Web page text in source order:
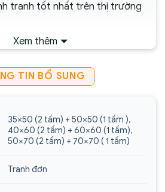
tranh tốt nhất trên thị trường
sản phẩm :
Xây Dựng và Thương Mại
60 Trần Đăng Ninh, Quang
Nội
Xem thêm
TIN BỔ SUNG
35×50 (2 tấm) + 50×50 (1 tấm ),
40×60 (2 tấm) + 60×60 (1 tấm),
50×70 (2 tấm) + 70×70 ( 1 tấm)
Tranh đơn